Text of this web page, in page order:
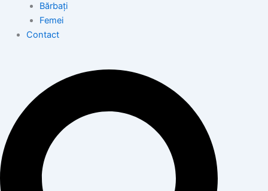
Bărbați
Femei
Contact